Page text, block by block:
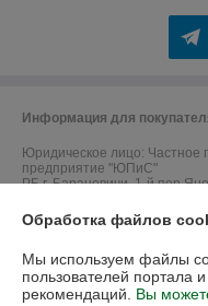
Информация для
Юридическое лицо: Частное
предприятие "ЮПиС"
РБ г. Барановичи, 1-й
Регистрационный номер ЕГР:
УНП: 290610460
Регистрационный орган:
Обработка файлов
Мы используем файлы
пользователей портала
рекомендаций. Вы